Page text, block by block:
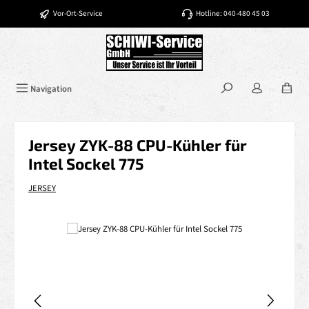
Zum Hauptinhalt springen
Vor-Ort-Service Hotline: 040-480 45 03
Navigation
Jersey ZYK-88 CPU-Kühler für
Intel Sockel 775
JERSEY
Bildergalerie überspringen